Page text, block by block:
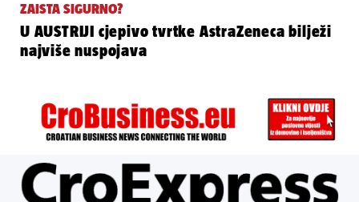
ZAISTA SIGURNO?
U AUSTRIJI cjepivo tvrtke AstraZeneca bilježi
najviše nuspojava